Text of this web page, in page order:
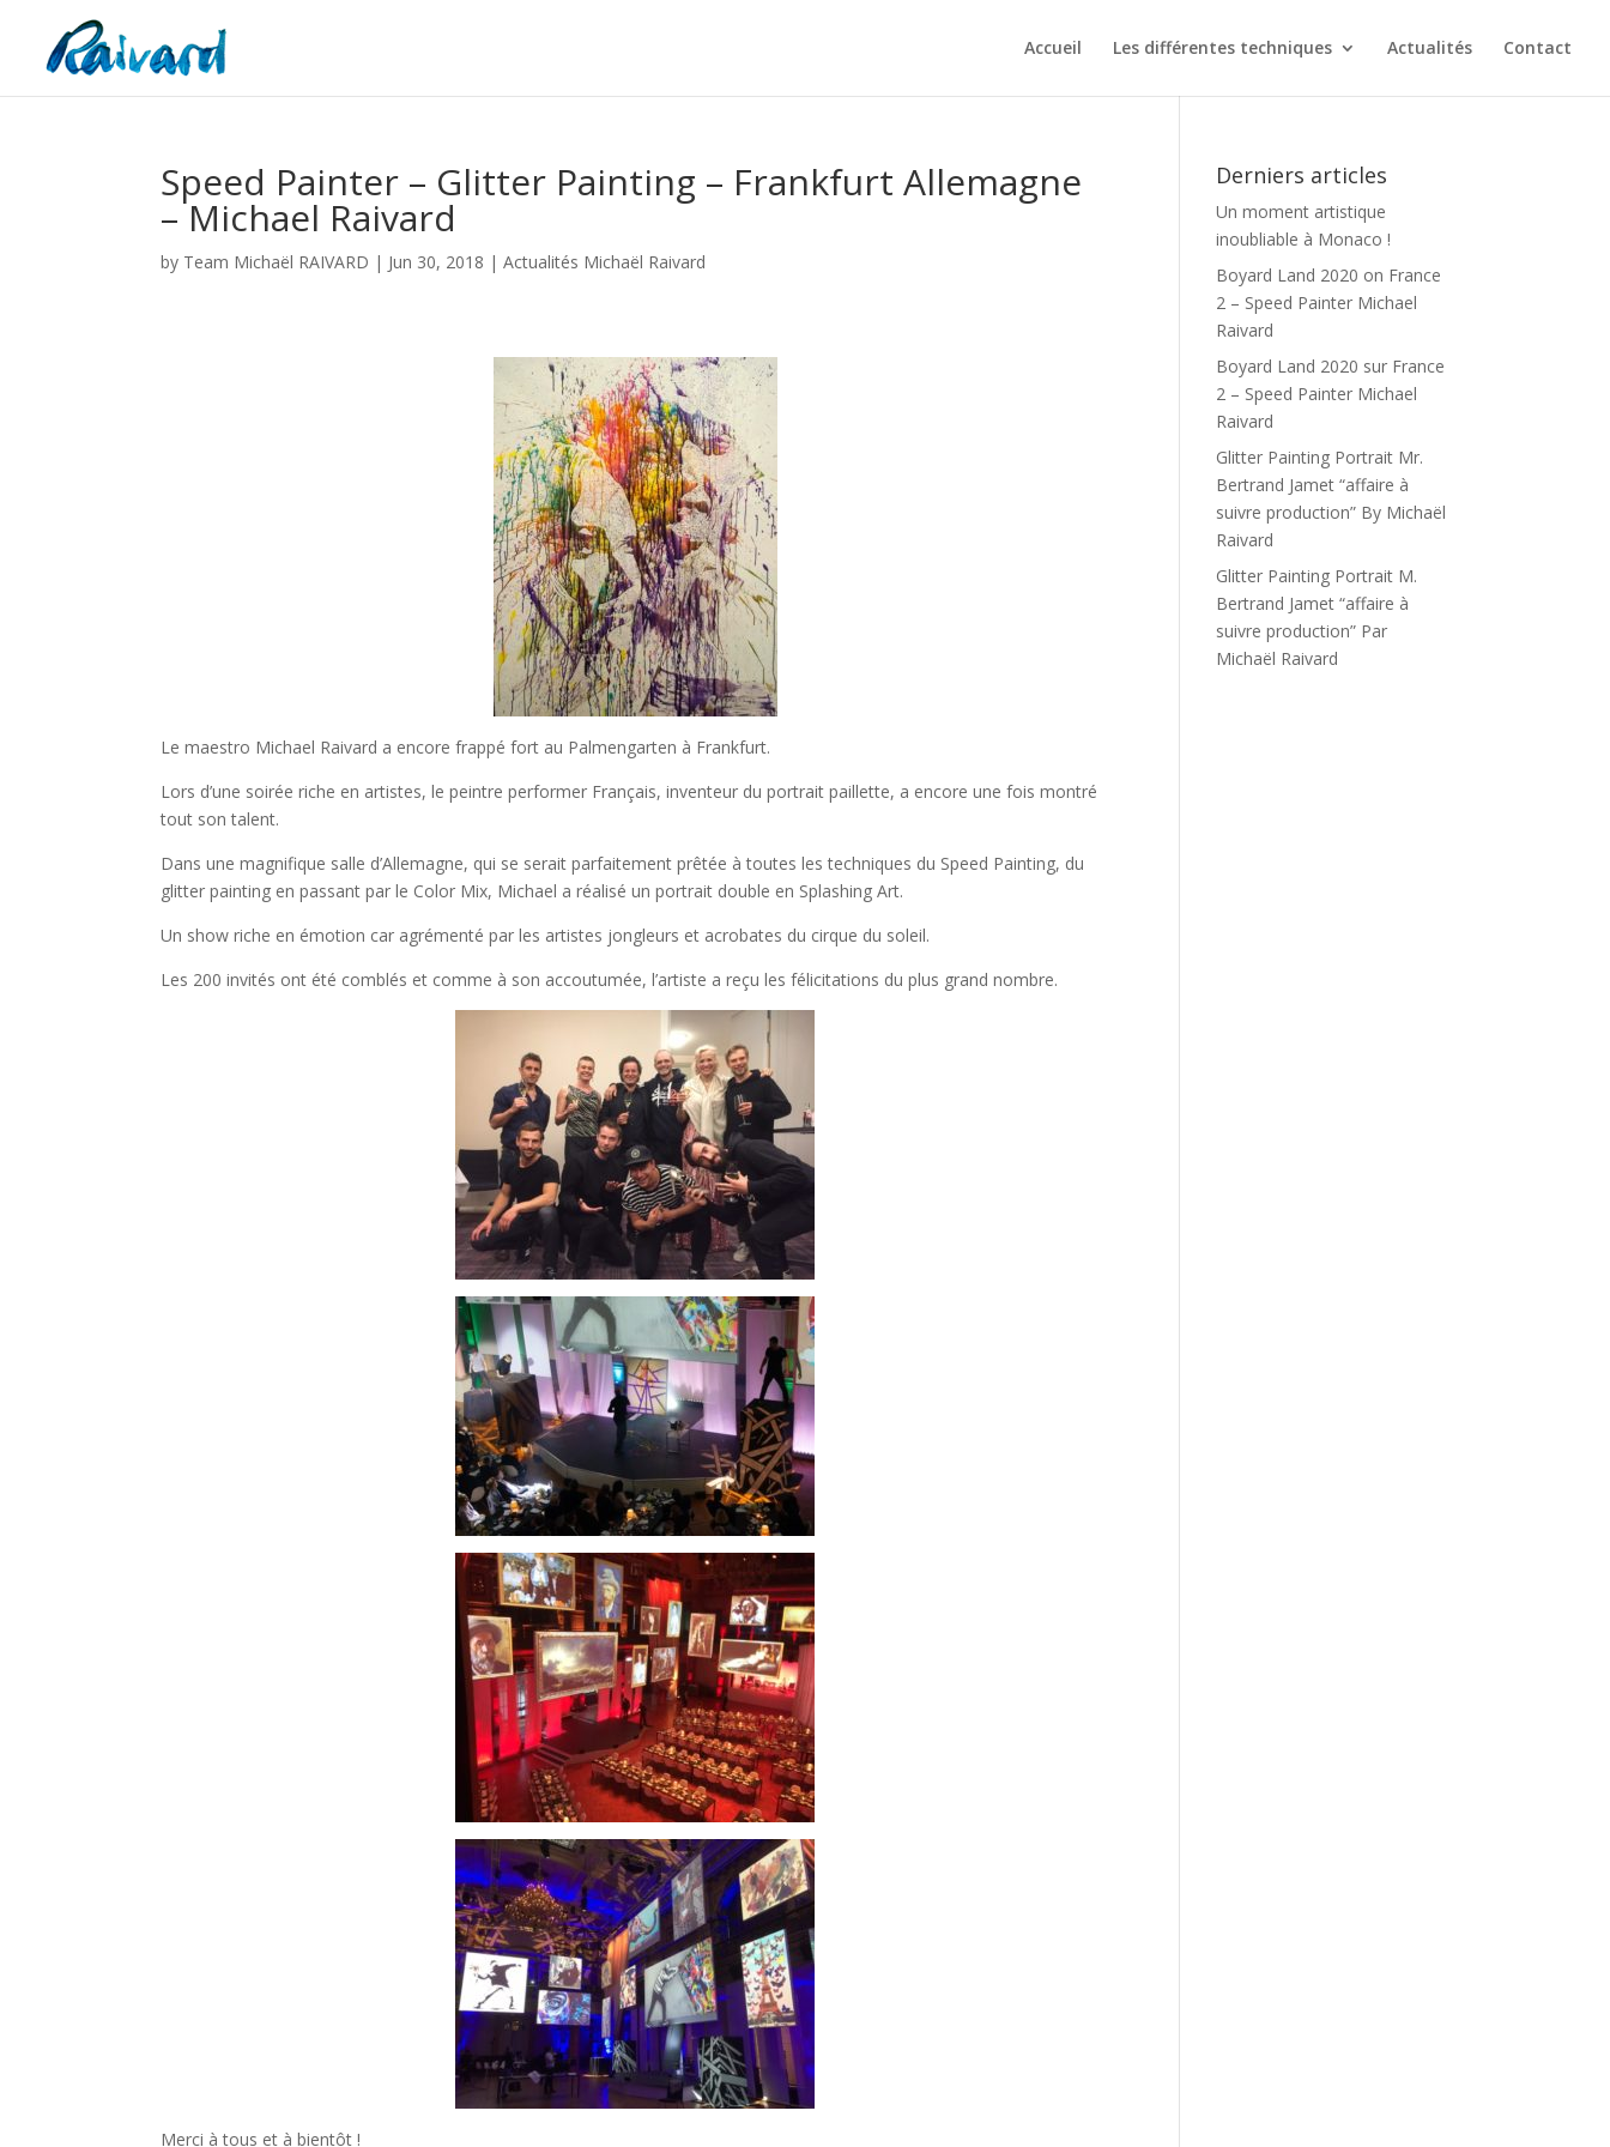
Accueil Les différentes techniques Actualités Contact
Speed Painter – Glitter Painting – Frankfurt Allemagne
– Michael Raivard
by Team Michaël RAIVARD | Jun 30, 2018 |Actualités Michaël Raivard
Le maestro Michael Raivard a encore frappé fort au Palmengarten à Frankfurt.
Lors d’une soirée riche en artistes, le peintre performer Français, inventeur du portrait paillette, a encore une fois montré
tout son talent.
Dans une magnifique salle d’Allemagne, qui se serait parfaitement prêtée à toutes les techniques du Speed Painting, du
glitter painting en passant par le Color Mix, Michael a réalisé un portrait double en Splashing Art.
Un show riche en émotion car agrémenté par les artistes jongleurs et acrobates du cirque du soleil.
Les 200 invités ont été comblés et comme à son accoutumée, l’artiste a reçu les félicitations du plus grand nombre.
Merci à tous et à bientôt !
Derniers articles
Un moment artistique
inoubliable à Monaco !
Boyard Land 2020 on France
2 – Speed Painter Michael
Raivard
Boyard Land 2020 sur France
2 – Speed Painter Michael
Raivard
Glitter Painting Portrait Mr.
Bertrand Jamet “affaire à
suivre production” By Michaël
Raivard
Glitter Painting Portrait M.
Bertrand Jamet “affaire à
suivre production” Par
Michaël Raivard